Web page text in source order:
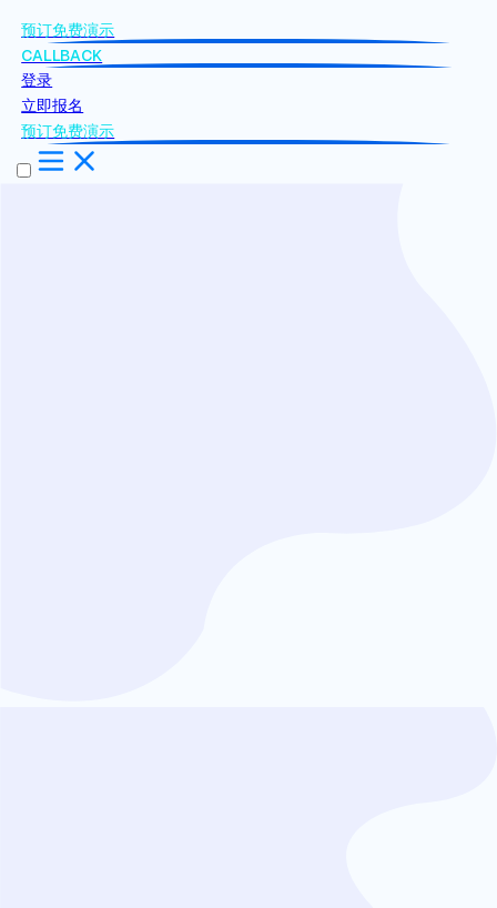
预订免费演示
CALLBACK
登录
立即报名
预订免费演示